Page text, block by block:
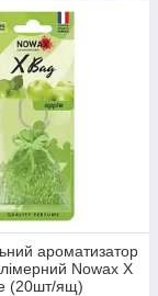
ароматизатор
Nowax X
(20шт/ящ)